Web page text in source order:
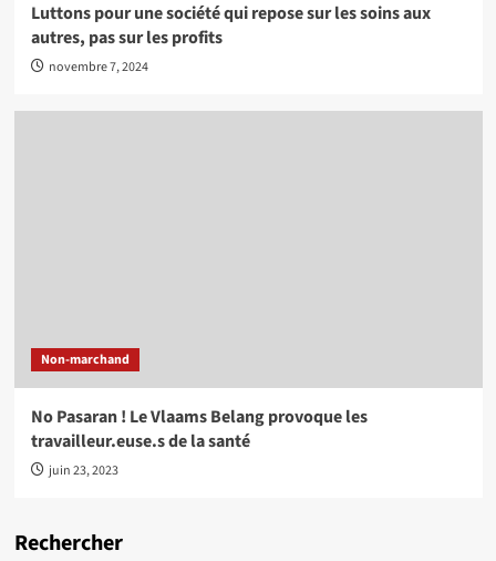
Luttons pour une société qui repose sur les soins aux
autres, pas sur les profits
novembre 7, 2024
Non-marchand
No Pasaran ! Le Vlaams Belang provoque les
travailleur.euse.s de la santé
juin 23, 2023
Rechercher